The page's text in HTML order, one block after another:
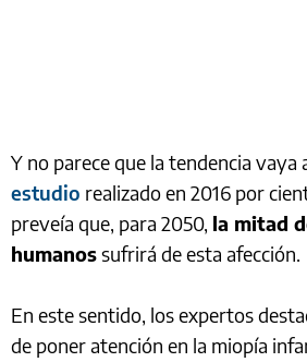
Y no parece que la tendencia vaya
estudio realizado en 2016 por
preveía que, para 2050, la mitad
humanossufrirá de esta afección.
En este sentido, los expertos
de poner atención en la miopía